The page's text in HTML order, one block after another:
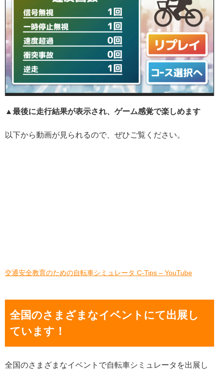
▲最後に走行結果が表示され、ゲーム感覚で楽しめます
以下から動画が見られるので、ぜひご覧ください。
交通安全教育のための自転車シミュレータ C-Tips – YouTube
全国のさまざまなイベントにて出展し
ています！
全国のさまざまなイベントで自転車シミュレータを出展し